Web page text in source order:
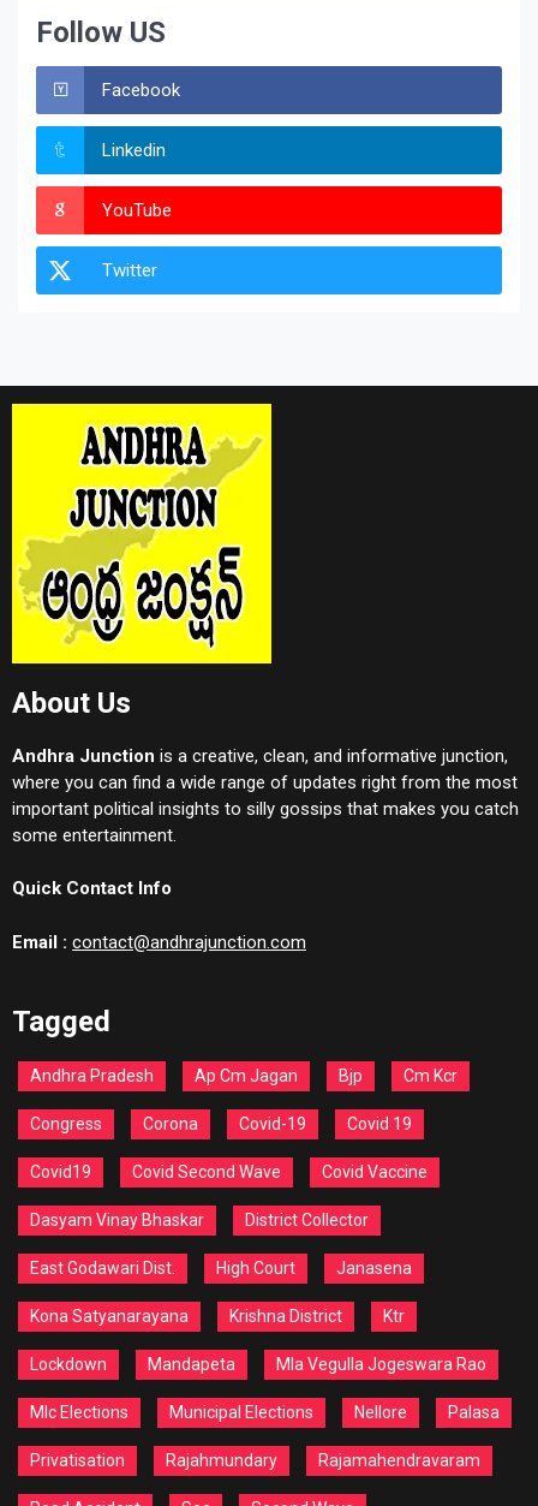
Follow US
Facebook
Linkedin
YouTube
Twitter
About Us
Andhra Junction is a creative, clean, and informative junction,
where you can find a wide range of updates right from the most
important political insights to silly gossips that makes you catch
some entertainment.
Quick Contact Info
Email : contact@andhrajunction.com
Tagged
Andhra Pradesh Ap Cm Jagan Bjp Cm Kcr
Congress Corona Covid-19 Covid 19
Covid19 Covid Second Wave Covid Vaccine
Dasyam Vinay Bhaskar District Collector
East Godawari Dist. High Court Janasena
Kona Satyanarayana Krishna District Ktr
Lockdown Mandapeta Mla Vegulla Jogeswara Rao
Mlc Elections Municipal Elections Nellore Palasa
Privatisation Rajahmundary Rajamahendravaram